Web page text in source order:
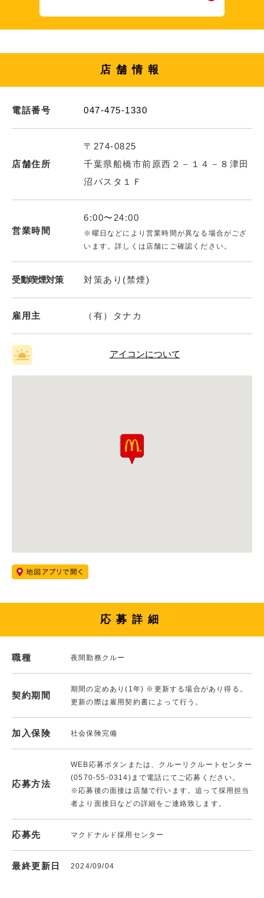
店舗情報
電話番号 047-475-1330
店舗住所
〒274-0825
千葉県船橋市前原西２－１４－８津田
沼パスタ１Ｆ
営業時間
6:00〜24:00
※曜日などにより営業時間が異なる場合がござ
います。詳しくは店舗にご確認ください。
受動喫煙対策 対策あり(禁煙)
雇用主 （有）タナカ
アイコンについて
応募詳細
職種 夜間勤務クルー
契約期間
期間の定めあり(1年) ※更新する場合があり得る。
更新の際は雇用契約書によって行う。
加入保険 社会保険完備
応募方法
WEB応募ボタンまたは、クルーリクルートセンター
(0570-55-0314)まで電話にてご応募ください。
※応募後の面接は店舗で行います。追って採用担当
者より面接日などの詳細をご連絡致します。
応募先 マクドナルド採用センター
最終更新日 2024/09/04